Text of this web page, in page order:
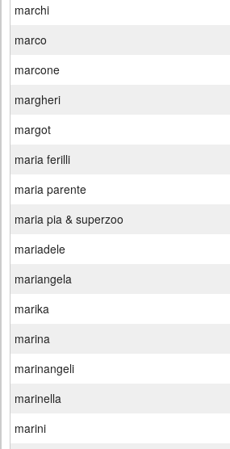
marchi
marco
marcone
margheri
margot
maria ferilli
maria parente
maria pia & superzoo
mariadele
mariangela
marika
marina
marinangeli
marinella
marini